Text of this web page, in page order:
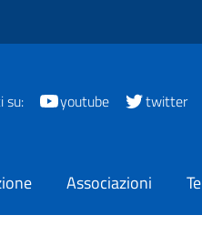
su: youtube twitter
Associazioni